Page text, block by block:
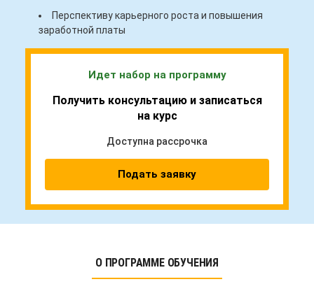
Перспективу карьерного роста и повышения
заработной платы
Идет набор на программу
Получить консультацию и записаться
на курс
Доступна рассрочка
Подать заявку
О ПРОГРАММЕ ОБУЧЕНИЯ